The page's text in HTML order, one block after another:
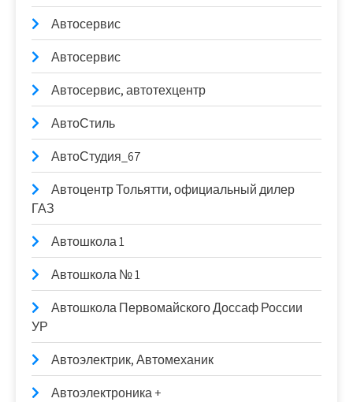
Автосервис
Автосервис
Автосервис, автотехцентр
АвтоСтиль
АвтоСтудия_67
Автоцентр Тольятти, официальный дилер
ГАЗ
Автошкола 1
Автошкола № 1
Автошкола Первомайского Доссаф России
УР
Автоэлектрик, Автомеханик
Автоэлектроника +